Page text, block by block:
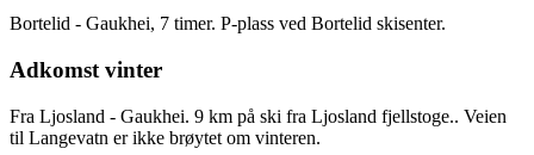
Bortelid - Gaukhei, 7 timer. P-plass ved Bortelid skisenter.
Adkomst vinter
Fra Ljosland - Gaukhei. 9 km på ski fra Ljosland fjellstoge.. Veien
til Langevatn er ikke brøytet om vinteren.